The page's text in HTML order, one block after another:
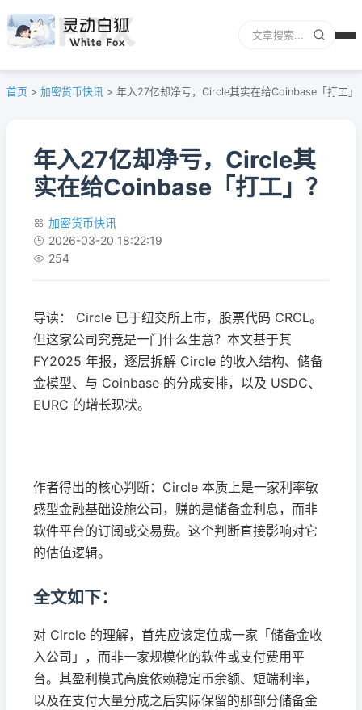
首页 > 加密货币快讯 > 年入27亿却净亏，Circle其实在给Coinbase「打工」
年入27亿却净亏，Circle其
实在给Coinbase「打工」？
加密货币快讯
2026-03-20 18:22:19
254
导读： Circle 已于纽交所上市，股票代码 CRCL。
但这家公司究竟是一门什么生意？本文基于其
FY2025 年报，逐层拆解 Circle 的收入结构、储备
金模型、与 Coinbase 的分成安排，以及 USDC、
EURC 的增长现状。
作者得出的核心判断：Circle 本质上是一家利率敏
感型金融基础设施公司，赚的是储备金利息，而非
软件平台的订阅或交易费。这个判断直接影响对它
的估值逻辑。
全文如下：
对 Circle 的理解，首先应该定位成一家「储备金收
入公司」，而非一家规模化的软件或支付费用平
台。其盈利模式高度依赖稳定币余额、短端利率，
以及在支付大量分成之后实际保留的那部分储备金